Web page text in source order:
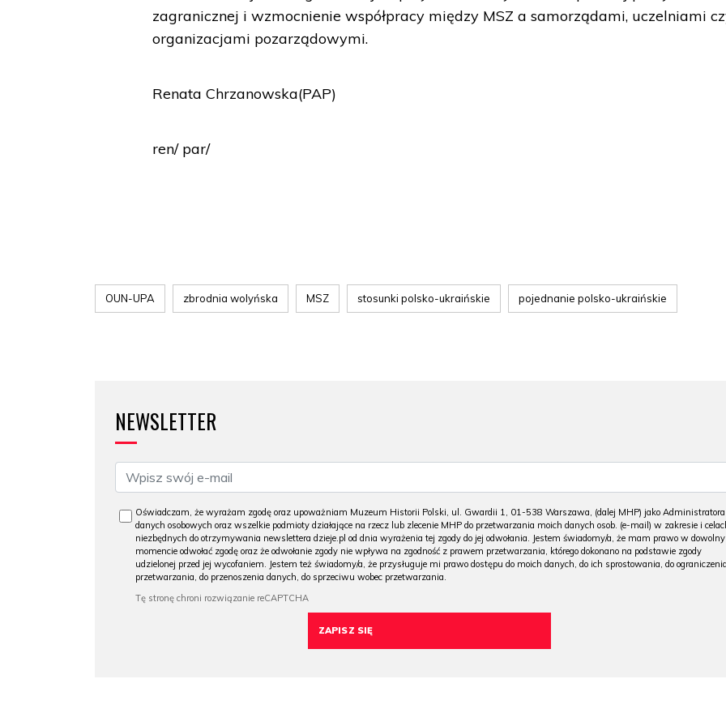
zagranicznej i wzmocnienie współpracy między MSZ a samorządami, uczelniami
organizacjami pozarządowymi.
Renata Chrzanowska(PAP)
ren/ par/
OUN-UPA zbrodnia wolyńska MSZ stosunki polsko-ukraińskie pojednanie polsko-ukraińskie
NEWSLETTER
Oświadczam, że wyrażam zgodę oraz upoważniam Muzeum Historii Polski, ul. Gwardii 1, 01-538 Warszawa, (dalej MHP) jako Administratora
danych osobowych oraz wszelkie podmioty działające na rzecz lub zlecenie MHP do przetwarzania moich danych osob. (e-mail) w zakresie i
niezbędnych do otrzymywania newslettera dzieje.pl od dnia wyrażenia tej zgody do jej odwołania. Jestem świadomy/a, że mam prawo w
momencie odwołać zgodę oraz że odwołanie zgody nie wpływa na zgodność z prawem przetwarzania, którego dokonano na podstawie zgody
udzielonej przed jej wycofaniem. Jestem też świadomy/a, że przysługuje mi prawo dostępu do moich danych, do ich sprostowania, do
przetwarzania, do przenoszenia danych, do sprzeciwu wobec przetwarzania.